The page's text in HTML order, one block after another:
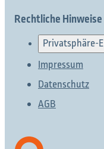
Rechtliche Hinweise
Privatsphäre-
Impressum
Datenschutz
AGB